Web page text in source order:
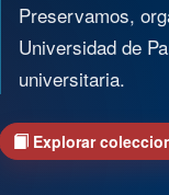
Preservamos,
Universidad de
universitaria.
Explorar